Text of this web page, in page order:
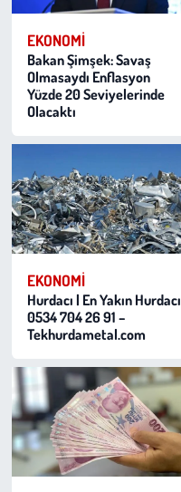
EKONOMI
Bakan Şimşek: Savaş
Olmasaydı Enflasyon
Yüzde 20 Seviyelerinde
Olacaktı
EKONOMI
Hurdacı | En Yakın Hurdacı
0534 704 26 91 –
Tekhurdametal.com